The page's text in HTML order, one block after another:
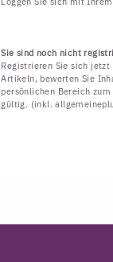
Sie sind noch nicht
Registrieren Sie sich
Artikeln, bewerten Sie
persönlichen Bereich
gültig. (inkl.